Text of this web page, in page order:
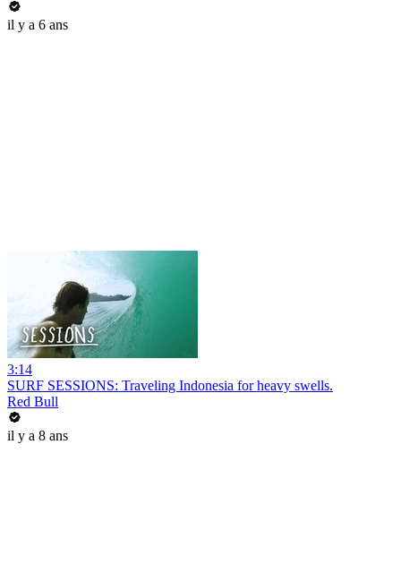
il y a 6 ans
3:14
SURF SESSIONS: Traveling Indonesia for heavy swells.
Red Bull
il y a 8 ans